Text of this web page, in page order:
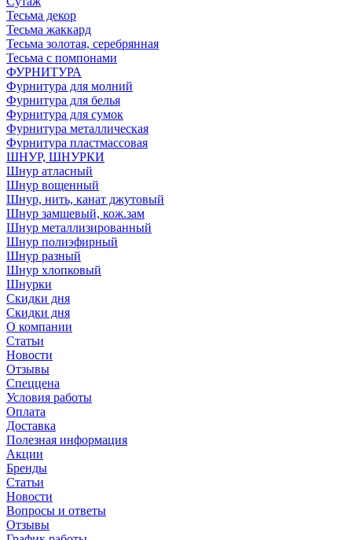
Тесьма декор
Тесьма жаккард
Тесьма золотая, серебрянная
Тесьма с помпонами
ФУРНИТУРА
Фурнитура для молний
Фурнитура для белья
Фурнитура для сумок
Фурнитура металлическая
Фурнитура пластмассовая
ШНУР, ШНУРКИ
Шнур атласный
Шнур вощенный
Шнур, нить, канат джутовый
Шнур замшевый, кож.зам
Шнур металлизированный
Шнур полиэфирный
Шнур разный
Шнур хлопковый
Шнурки
Скидки дня
Скидки дня
О компании
Статьи
Новости
Отзывы
Спеццена
Условия работы
Оплата
Доставка
Полезная информация
Акции
Бренды
Статьи
Новости
Вопросы и ответы
Отзывы